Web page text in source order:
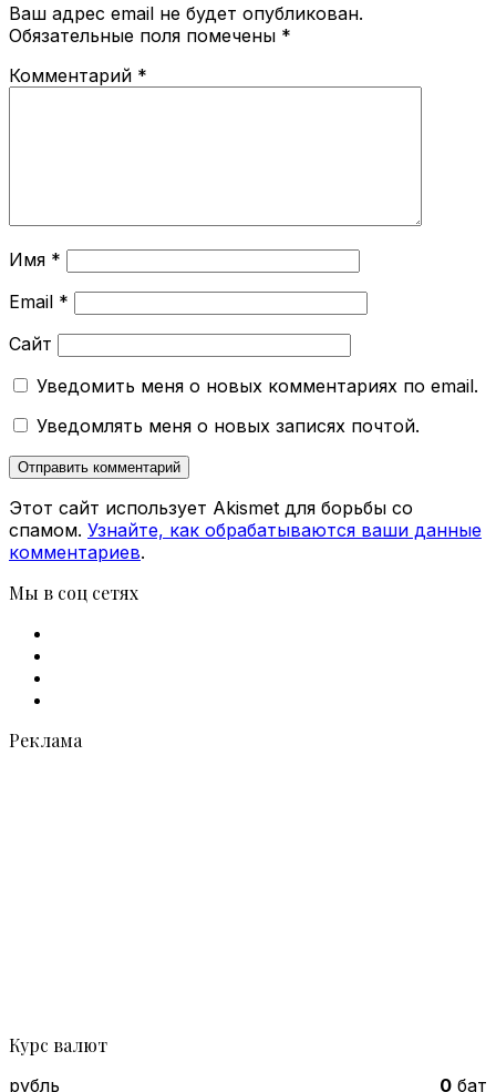
Ваш адрес email не будет опубликован.
Обязательные поля помечены *
Комментарий *
Имя *
Email *
Сайт
Уведомить меня о новых комментариях по email.
Уведомлять меня о новых записях почтой.
Этот сайт использует Akismet для борьбы со
спамом. Узнайте, как обрабатываются ваши данные
комментариев.
Мы в соц сетях
Реклама
Курс валют
рубль 0 бат